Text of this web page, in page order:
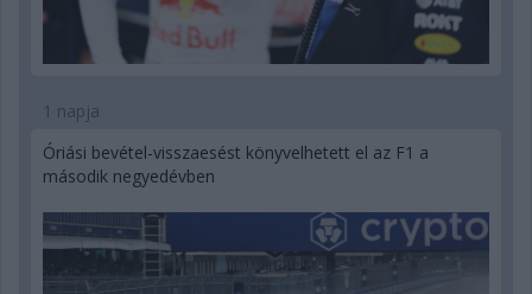
1 napja
Óriási bevétel-visszaesést könyvelhetett el az F1 a
második negyedévben